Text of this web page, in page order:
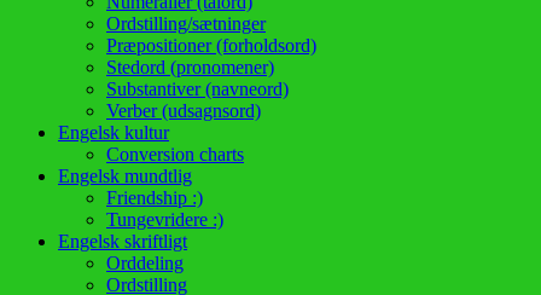
Ordstilling/sætninger
Præpositioner (forholdsord)
Stedord (pronomener)
Substantiver (navneord)
Verber (udsagnsord)
Engelsk kultur
Conversion charts
Engelsk mundtlig
Friendship :)
Tungevridere :)
Engelsk skriftligt
Orddeling
Ordstilling